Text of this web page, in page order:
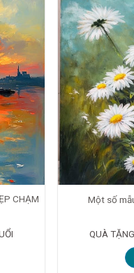
CHẠM
Một số
QUÀ